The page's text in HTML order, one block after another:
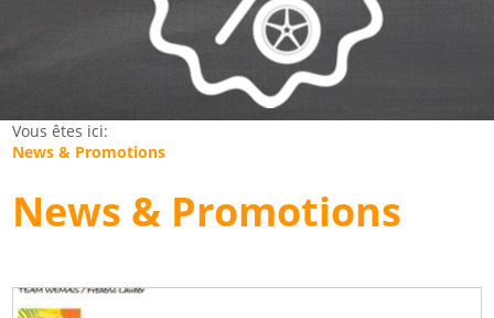
Vous êtes ici:
News & Promotions
News & Promotions